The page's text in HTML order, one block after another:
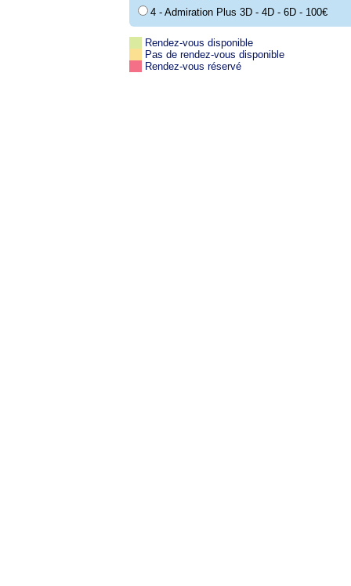
4 - Admiration Plus 3D - 4D - 6D - 100€
Rendez-vous disponible
Pas de rendez-vous disponible
Rendez-vous réservé